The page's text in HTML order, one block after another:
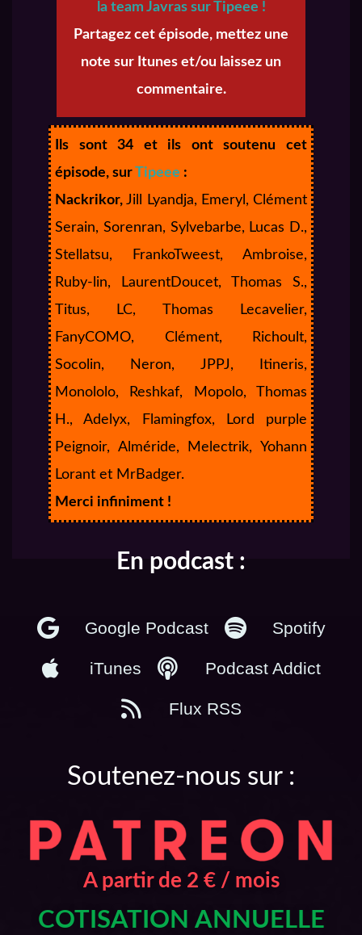
la team Javras sur Tipeee !
Partagez cet épisode, mettez une
note sur Itunes et/ou laissez un
commentaire.
Ils sont 34 et ils ont soutenu cet
épisode, surTipeee :
Nackrikor, Jill Lyandja, Emeryl, Clément
Serain, Sorenran, Sylvebarbe, Lucas D.,
Stellatsu, FrankoTweest, Ambroise,
Ruby-lin, LaurentDoucet, Thomas S.,
Titus, LC, Thomas Lecavelier,
FanyCOMO, Clément, Richoult,
Socolin, Neron, JPPJ, Itineris,
Monololo, Reshkaf, Mopolo, Thomas
H., Adelyx, Flamingfox, Lord purple
Peignoir, Alméride, Melectrik, Yohann
Lorant et MrBadger.
Merci infiniment !
En podcast :
Google Podcast Spotify
iTunes Podcast Addict
Flux RSS
Soutenez-nous sur :
A partir de 2 € / mois
COTISATION ANNUELLE